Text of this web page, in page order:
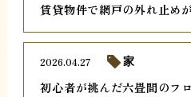
賃貸物件で網戸の外れ止め
初心者が挑んだ六畳間のフ
2026.04.27 家